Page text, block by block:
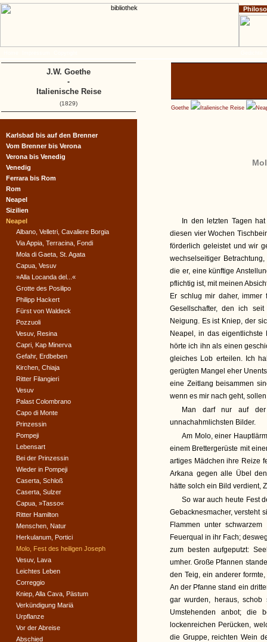
Goethe Italienische Reise
In den letzten Tagen
diesen vier Wochen
förderlich geleistet und wir
wechselseitiger
die er, eine künftige
pflichtig ist, mit meinen
Er schlug mir daher,
Gesellschafter, den ich
Neigung. Es ist Kniep, der
Neapel, in das
hörte ich ihn als einen
gleiches Lob erteilen. Ich
gerügten Mangel eher
eine Zeitlang beisammen
wenn es mir nach geht,
Man darf nur auf
unnachahmlichsten Bilder.
Am Molo, einer
einem Brettergerüste mit
artiges Mädchen ihre Reize
Arkana gegen alle Übel
hätte solch ein Bild verdient,
So war auch heute Fest
Gebacknesmacher, versteht
Flammen unter
Feuerqual in ihr Fach;
zum besten aufgeputzt:
umher. Große Pfannen
den Teig, ein anderer
An der Pfanne stand ein
gar wurden, heraus,
Umstehenden anbot; die
lockenreichen Perücken,
die Gruppe, reichten Wein
Karlsbad bis auf den Brenner
Vom Brenner bis Verona
Verona bis Venedig
Venedig
Ferrara bis Rom
Rom
Neapel
Sizilien
Neapel
Albano, Velletri, Cavaliere Borgia
Via Appia, Terracina, Fondi
Mola di Gaeta, St. Agata
Capua, Vesuv
»Alla Locanda del...«
Grotte des Posilipo
Philipp Hackert
Fürst von Waldeck
Pozzuoli
Vesuv, Resina
Capri, Kap Minerva
Gefahr, Erdbeben
Kirchen, Chiaja
Ritter Filangieri
Vesuv
Palast Colombrano
Capo di Monte
Prinzessin
Pompeji
Lebensart
Bei der Prinzessin
Wieder in Pompeji
Caserta, Schloß
Caserta, Sulzer
Capua, »Tasso«
Ritter Hamilton
Menschen, Natur
Herkulanum, Portici
Molo, Fest des heiligen Joseph
Vesuv, Lava
Leichtes Leben
Correggio
Kniep, Alla Cava, Pästum
Verkündigung Mariä
Urpflanze
Vor der Abreise
Abschied
J.W. Goethe
-
Italienische Reise
(1829)